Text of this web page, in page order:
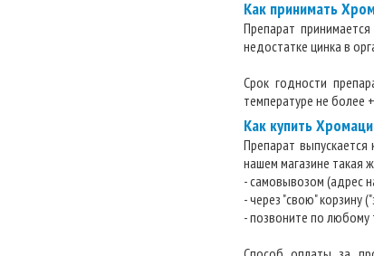
Как принимать
Препарат
недостатке цинка в
Срок годности
температуре не более
Как купить
Препарат
нашем магазине такая
- самовывозом (адрес
- через "свою" корзину
- позвоните по любому